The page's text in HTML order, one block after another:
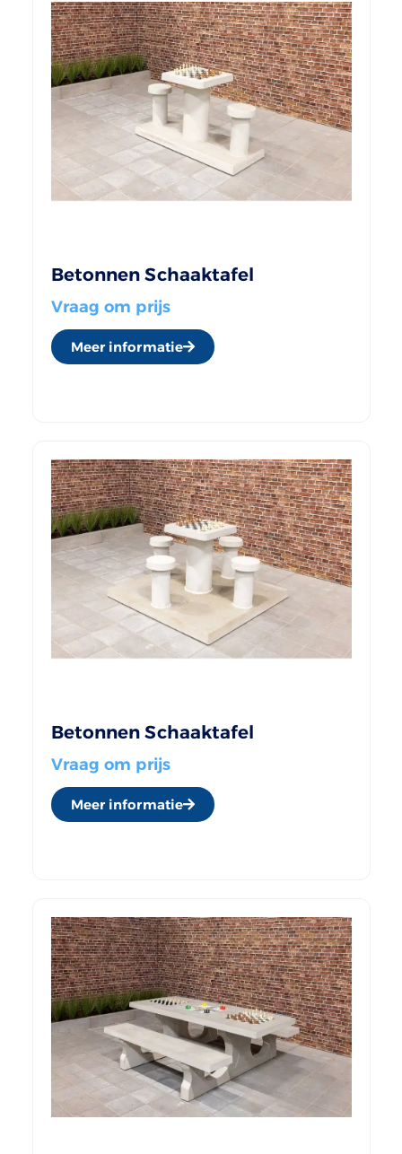
Betonnen Schaaktafel
Vraag om prijs
Meer informatie
Betonnen Schaaktafel
Vraag om prijs
Meer informatie